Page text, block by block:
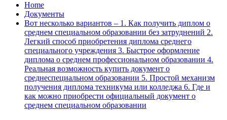
Home
Документы
Вот несколько вариантов – 1. Как получить диплом о
среднем специальном образовании без затруднений 2.
Легкий способ приобретения диплома среднего
специального учреждения 3. Быстрое оформление
диплома о среднем профессиональном образовании 4.
Реальная возможность купить документ о
среднеспециальном образовании 5. Простой механизм
получения диплома техникума или колледжа 6. Где и
как можно приобрести официальный документ о
среднем специальном образовании